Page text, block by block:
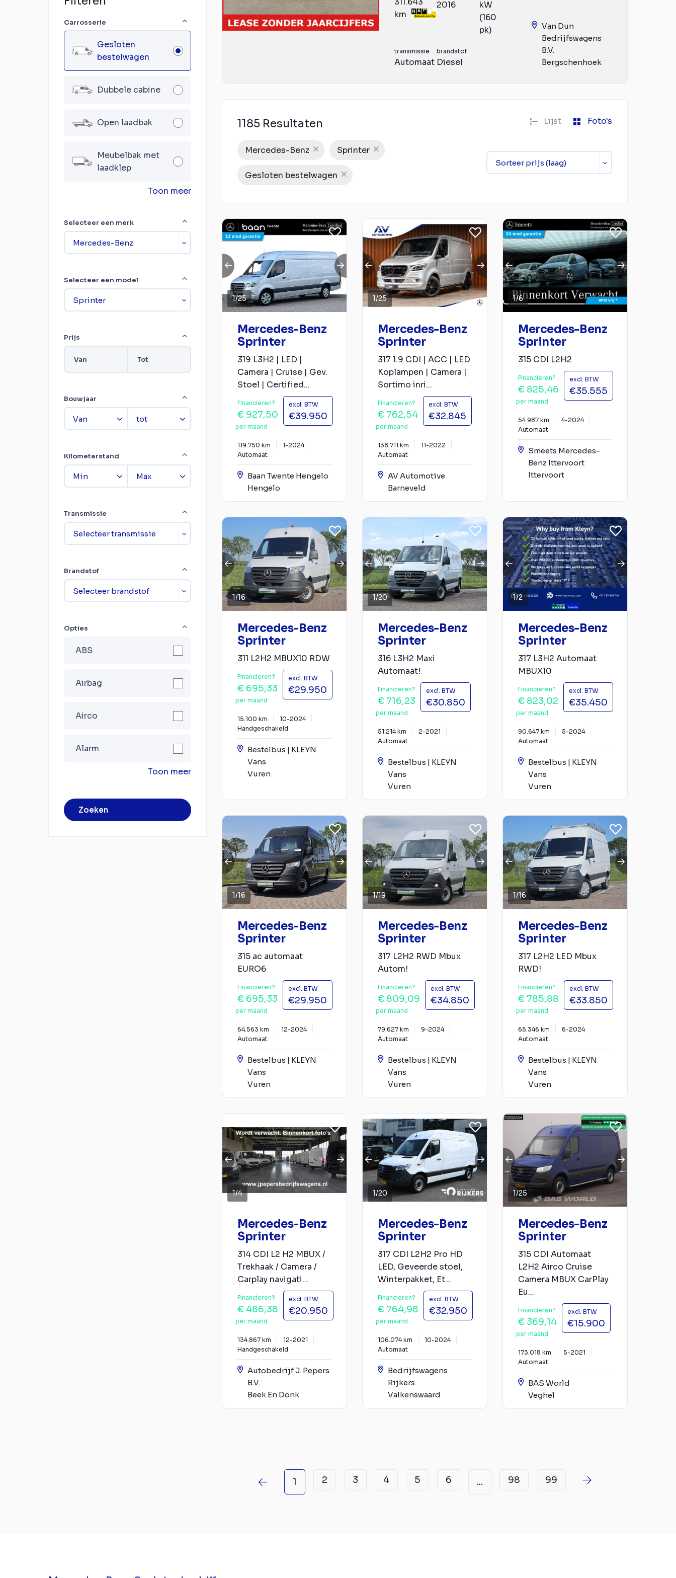
Carrosserie
Gesloten
bestelwagen
Dubbele cabine
Open laadbak
Meubelbak met
laadklep
Toon meer
Selecteer een merk
Selecteer een model
Prijs
Van Tot
Bouwjaar
Kilometerstand
Transmissie
Brandstof
Opties
ABS
Airbag
Airco
Alarm
Toon meer
Zoeken
km
2016
kW
(160
pk)
transmissie
Automaat
brandstof
Diesel
Van Dun
Bedrijfswagens
B.V.
Bergschenhoek
1185 Resultaten Lijst Foto's
Mercedes-Benz Sprinter
Gesloten bestelwagen
1/25
Mercedes-Benz
Sprinter
319 L3H2 | LED |
Camera | Cruise | Gev.
Stoel | Certified...
Financieren?
€ 927,50
per maand
excl. BTW
€39.950
119.750 km
1-2024
Automaat
Baan Twente Hengelo
Hengelo
1/25
Mercedes-Benz
Sprinter
317 1.9 CDI | ACC | LED
Koplampen | Camera |
Sortimo inri...
Financieren?
€ 762,54
per maand
excl. BTW
€32.845
138.711 km
11-2022
Automaat
AV Automotive
Barneveld
1/6
Mercedes-Benz
Sprinter
315 CDI L2H2
Financieren?
€ 825,46
per maand
excl. BTW
€35.555
54.987 km
4-2024
Automaat
Smeets Mercedes-
Benz Ittervoort
Ittervoort
1/16
Mercedes-Benz
Sprinter
311 L2H2 MBUX10 RDW
Financieren?
€ 695,33
per maand
excl. BTW
€29.950
15.100 km
10-2024
Handgeschakeld
Bestelbus | KLEYN
Vans
Vuren
1/20
Mercedes-Benz
Sprinter
316 L3H2 Maxi
Automaat!
Financieren?
€ 716,23
per maand
excl. BTW
€30.850
51.214 km
2-2021
Automaat
Bestelbus | KLEYN
Vans
Vuren
1/2
Mercedes-Benz
Sprinter
317 L3H2 Automaat
MBUX10
Financieren?
€ 823,02
per maand
excl. BTW
€35.450
90.647 km
5-2024
Automaat
Bestelbus | KLEYN
Vans
Vuren
1/16
Mercedes-Benz
Sprinter
315 ac automaat
EURO6
Financieren?
€ 695,33
per maand
excl. BTW
€29.950
64.563 km
12-2024
Automaat
Bestelbus | KLEYN
Vans
Vuren
1/19
Mercedes-Benz
Sprinter
317 L2H2 RWD Mbux
Autom!
Financieren?
€ 809,09
per maand
excl. BTW
€34.850
79.627 km
9-2024
Automaat
Bestelbus | KLEYN
Vans
Vuren
1/16
Mercedes-Benz
Sprinter
317 L2H2 LED Mbux
RWD!
Financieren?
€ 785,88
per maand
excl. BTW
€33.850
65.346 km
6-2024
Automaat
Bestelbus | KLEYN
Vans
Vuren
1/4
Mercedes-Benz
Sprinter
314 CDI L2 H2 MBUX /
Trekhaak / Camera /
Carplay navigati...
Financieren?
€ 486,38
per maand
excl. BTW
€20.950
134.867 km
12-2021
Handgeschakeld
Autobedrijf J. Pepers
B.V.
Beek En Donk
1/20
Mercedes-Benz
Sprinter
317 CDI L2H2 Pro HD
LED, Geveerde stoel,
Winterpakket, Et...
Financieren?
€ 764,98
per maand
excl. BTW
€32.950
106.074 km
10-2024
Automaat
Bedrijfswagens
Rijkers
Valkenswaard
1/25
Mercedes-Benz
Sprinter
315 CDI Automaat
L2H2 Airco Cruise
Camera MBUX CarPlay
Eu...
Financieren?
€ 369,14
per maand
excl. BTW
€15.900
173.018 km
5-2021
Automaat
BAS World
Veghel
1 2 3 4 5 6 ... 98 99